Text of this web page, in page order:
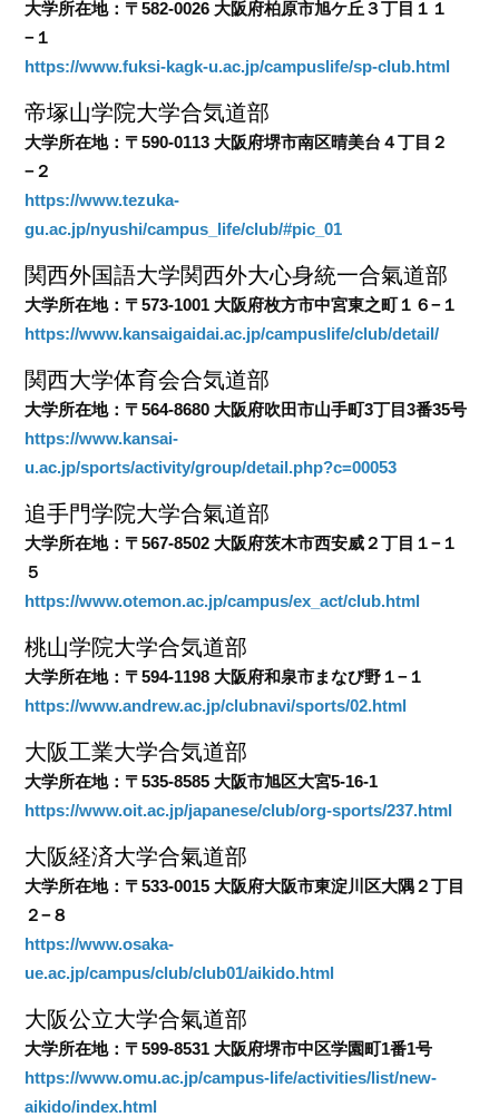
大学所在地：〒582-0026 大阪府柏原市旭ケ丘３丁目１１
−１
https://www.fuksi-kagk-u.ac.jp/campuslife/sp-club.html
帝塚山学院大学合気道部
大学所在地：〒590-0113 大阪府堺市南区晴美台４丁目２
−２
https://www.tezuka-
gu.ac.jp/nyushi/campus_life/club/#pic_01
関西外国語大学関西外大心身統一合氣道部
大学所在地：〒573-1001 大阪府枚方市中宮東之町１６−１
https://www.kansaigaidai.ac.jp/campuslife/club/detail/
関西大学体育会合気道部
大学所在地：〒564-8680 大阪府吹田市山手町3丁目3番35号
https://www.kansai-
u.ac.jp/sports/activity/group/detail.php?c=00053
追手門学院大学合氣道部
大学所在地：〒567-8502 大阪府茨木市西安威２丁目１−１
５
https://www.otemon.ac.jp/campus/ex_act/club.html
桃山学院大学合気道部
大学所在地：〒594-1198 大阪府和泉市まなび野１−１
https://www.andrew.ac.jp/clubnavi/sports/02.html
大阪工業大学合気道部
大学所在地：〒535-8585 大阪市旭区大宮5-16-1
https://www.oit.ac.jp/japanese/club/org-sports/237.html
大阪経済大学合氣道部
大学所在地：〒533-0015 大阪府大阪市東淀川区大隅２丁目
２−８
https://www.osaka-
ue.ac.jp/campus/club/club01/aikido.html
大阪公立大学合氣道部
大学所在地：〒599-8531 大阪府堺市中区学園町1番1号
https://www.omu.ac.jp/campus-life/activities/list/new-
aikido/index.html